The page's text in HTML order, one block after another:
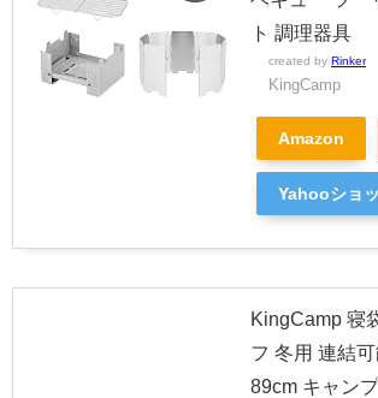
ト 調理器具
created by Rinker
KingCamp
Amazon
Yahooショ
KingCamp 寝
フ 冬用 連結
89cm キャン